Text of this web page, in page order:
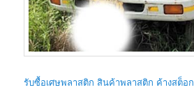
รับซื้อเศษพลาสติก สินค้าพลาสติก ค้างสต็อก